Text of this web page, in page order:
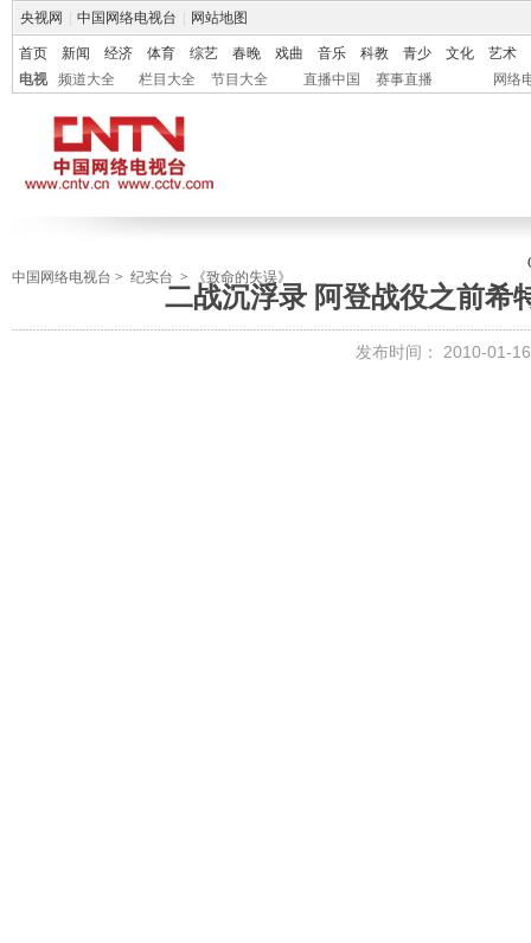
央视网 中国网络电视台 网站地图
首页 新闻 经济 体育 综艺 春晚 戏曲 音乐 科教 青少 文化
艺术
电视
频道大全 栏目大全 节目大全 直播中国 赛事直播 网络
中国网络电视台 > 纪实台 > 《致命的失误》
二战沉浮录 阿登战役之前希
发布时间： 2010-01-